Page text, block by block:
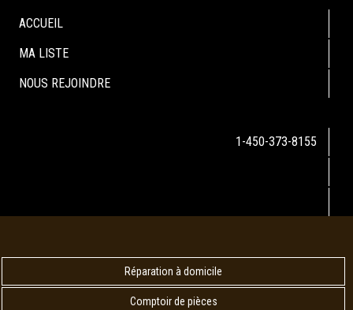
ACCUEIL
MA LISTE
NOUS REJOINDRE
1-450-373-8155
Réparation à domicile
Comptoir de pièces